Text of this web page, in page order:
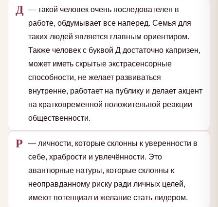
Д — такой человек очень последователен в
работе, обдумывает все наперед. Семья для
таких людей является главным ориентиром.
Также человек с буквой Д достаточно капризен,
может иметь скрытые экстрасенсорные
способности, не желает развиваться
внутренне, работает на публику и делает акцент
на кратковременной положительной реакции
общественности.
Р
— личности, которые склонны к уверенности в
себе, храбрости и увлечённости. Это
авантюрные натуры, которые склонны к
неоправданному риску ради личных целей,
имеют потенциал и желание стать лидером.